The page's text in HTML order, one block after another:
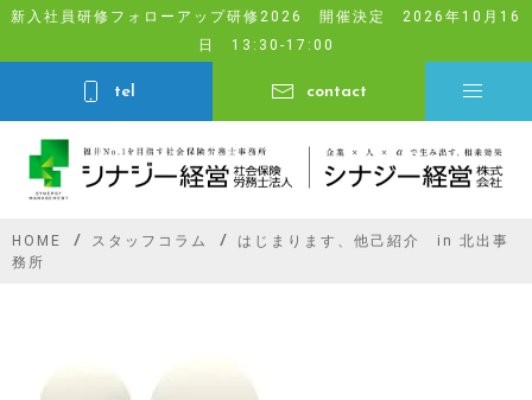
Skip
新入社員研修フォローアップ研修2026 開催決定 2026年10月16
日 13:30-17:00
tel contact
HOME スタッフコラム
はじまります、他己紹介 in 北出事
務所